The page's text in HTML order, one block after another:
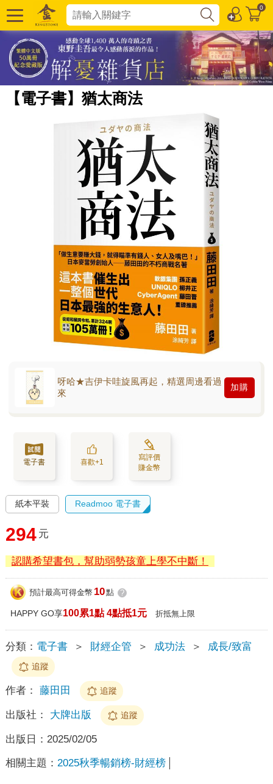
0
【電子書】猶太商法
呀哈★吉伊卡哇旋風再起，精選周邊看過
來
加購
電子書 喜歡+1
寫評價
賺金幣
紙本平裝 Readmoo 電子書
294 元
認購希望書包，幫助弱勢孩童上學不中斷！
預計最高可得金幣 10點 ?
HAPPY GO享100累1點 4點抵1元 折抵無上限
分類： 電子書 ＞ 財經企管 ＞ 成功法 ＞ 成長/致富
追蹤
作者： 藤田田 追蹤
出版社： 大牌出版 追蹤
出版日： 2025/02/05
相關主題： 2025秋季暢銷榜-財經榜